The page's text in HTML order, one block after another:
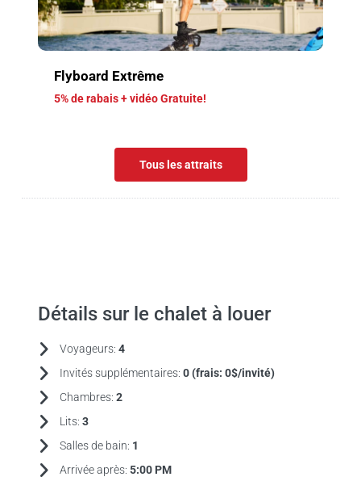
Flyboard Extrême
5% de rabais + vidéo Gratuite!
Tous les attraits
Détails sur le chalet à louer
Voyageurs: 4
Invités supplémentaires: 0 (frais: 0$/invité)
Chambres: 2
Lits: 3
Salles de bain: 1
Arrivée après: 5:00 PM